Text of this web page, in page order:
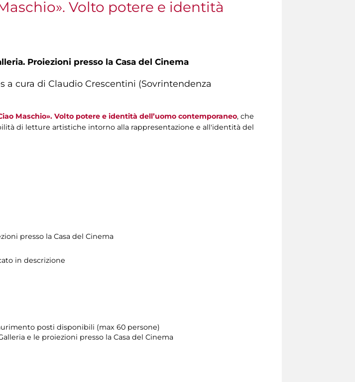
Volto potere e identità
Proiezioni presso la Casa del Cinema
cura di Claudio Crescentini (Sovrintendenza
Maschio». Volto potere e identità dell’uomo contemporaneo, che
di letture artistiche intorno alla rappresentazione e all'identità del
presso la Casa del Cinema
in descrizione
posti disponibili (max 60 persone)
e le proiezioni presso la Casa del Cinema